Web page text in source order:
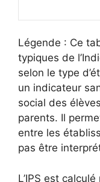
Légende : Ce
typiques de
selon le type
un indicateur
social des
parents. Il
entre les
pas être
L’IPS est